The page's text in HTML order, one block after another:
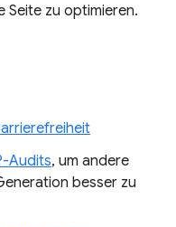
Seite zu optimieren.
Audits, um andere
besser zu